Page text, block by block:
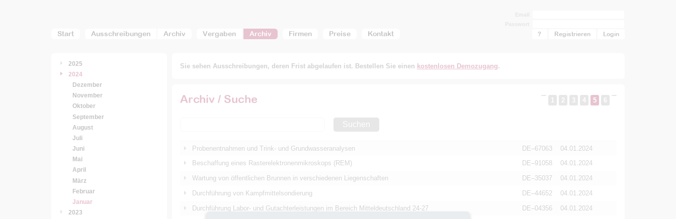
Start Ausschreibungen Archiv Vergaben Archiv Firmen Preise Kontakt ? Registrieren
2025
2024
Dezember
November
Oktober
September
August
Juli
Juni
Mai
April
März
Februar
Januar
2023
Sie sehen Ausschreibungen, deren Frist abgelaufen ist. Bestellen Sie einen kostenlosen Demozugang.
Archiv / Suche 1 2 3 4 5 6
Suchen
Probenentnahmen und Trink- und Grundwasseranalysen DE–67063
04.01.2024
Beschaffung eines Rasterelektronenmikroskops (REM)
DE–91058
04.01.2024
Wartung von öffentlichen Brunnen in verschiedenen Liegenschaften
DE–35037
04.01.2024
Durchführung von Kampfmittelsondierung
DE–44652
04.01.2024
Durchführung Labor- und Gutachterleistungen im Bereich Mitteldeutschland 24-27
DE–04356
04.01.2024